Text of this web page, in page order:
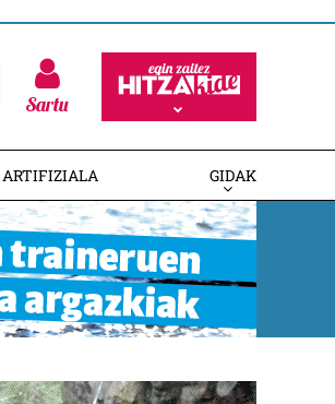
Sartu
GIDAK